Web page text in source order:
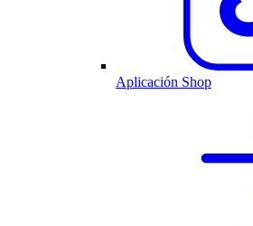
Aplicación Shop